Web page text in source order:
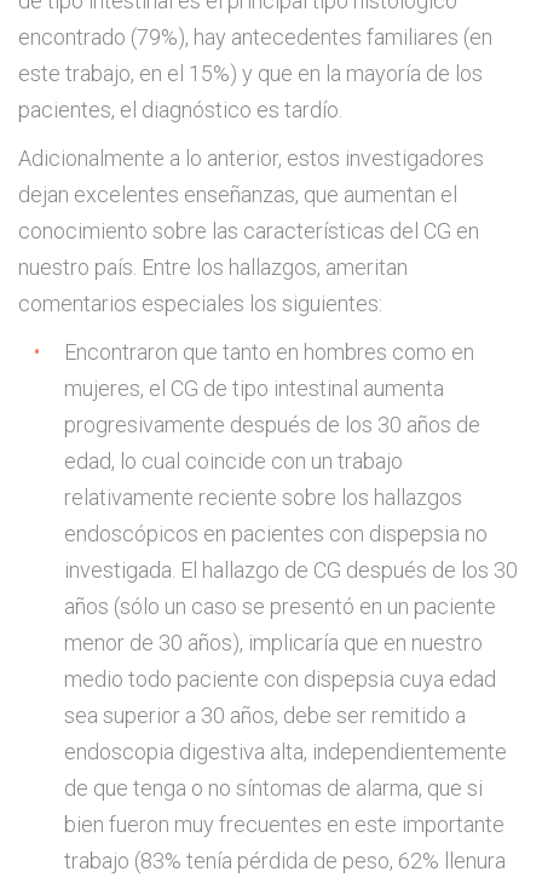
encontrado (79%), hay antecedentes familiares (en
este trabajo, en el 15%) y que en la mayoría de los
pacientes, el diagnóstico es tardío.
Adicionalmente a lo anterior, estos investigadores
dejan excelentes enseñanzas, que aumentan el
conocimiento sobre las características del CG en
nuestro país. Entre los hallazgos, ameritan
comentarios especiales los siguientes:
Encontraron que tanto en hombres como en
mujeres, el CG de tipo intestinal aumenta
progresivamente después de los 30 años de
edad, lo cual coincide con un trabajo
relativamente reciente sobre los hallazgos
endoscópicos en pacientes con dispepsia no
investigada. El hallazgo de CG después de los 30
años (sólo un caso se presentó en un paciente
menor de 30 años), implicaría que en nuestro
medio todo paciente con dispepsia cuya edad
sea superior a 30 años, debe ser remitido a
endoscopia digestiva alta, independientemente
de que tenga o no síntomas de alarma, que si
bien fueron muy frecuentes en este importante
trabajo (83% tenía pérdida de peso, 62% llenura